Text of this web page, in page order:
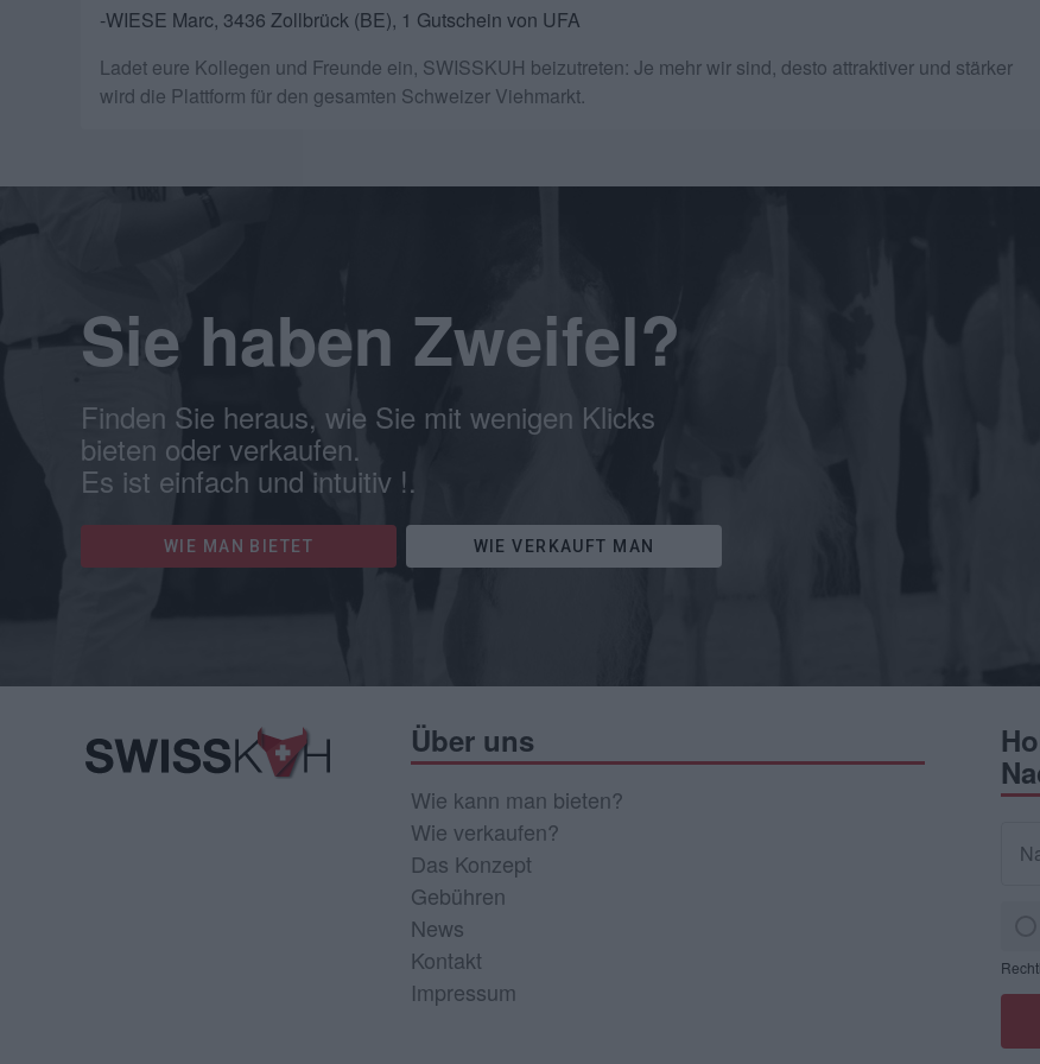
-WIESE Marc, 3436 Zollbrück (BE), 1 Gutschein von UFA
Ladet eure Kollegen und Freunde ein, SWISSKUH beizutreten: Je mehr wir sind, desto attraktiver und stärker
wird die Plattform für den gesamten Schweizer Viehmarkt.
Sie haben Zweifel?
Finden Sie heraus, wie Sie mit wenigen Klicks
bieten oder verkaufen.
Es ist einfach und intuitiv !.
WIE MAN BIETET WIE VERKAUFT MAN
Über uns
Wie kann man bieten?
Wie verkaufen?
Das Konzept
Gebühren
News
Kontakt
Impressum